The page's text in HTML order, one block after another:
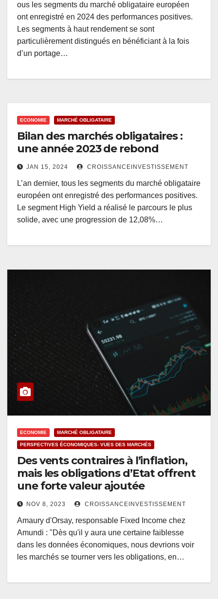
ous les segments du marché obligataire européen
ont enregistré en 2024 des performances positives.
Les segments à haut rendement se sont
particulièrement distingués en bénéficiant à la fois
d’un portage…
ECONOMIE MARCHÉ OBLIGATAIRE
Bilan des marchés obligataires :
une année 2023 de rebond
JAN 15, 2024 CROISSANCEINVESTISSEMENT
L’an dernier, tous les segments du marché obligataire
européen ont enregistré des performances positives.
Le segment High Yield a réalisé le parcours le plus
solide, avec une progression de 12,08%…
ECONOMIE MARCHÉ OBLIGATAIRE
PERSPECTIVES ÉCONOMIQUES- VUES DES MARCHÉS
Des vents contraires à l’inflation,
mais les obligations d’Etat offrent
une forte valeur ajoutée
NOV 8, 2023 CROISSANCEINVESTISSEMENT
Amaury d'Orsay, responsable Fixed Income chez
Amundi : "Dès qu'il y aura une certaine faiblesse
dans les données économiques, nous devrions voir
les marchés se tourner vers les obligations, en…